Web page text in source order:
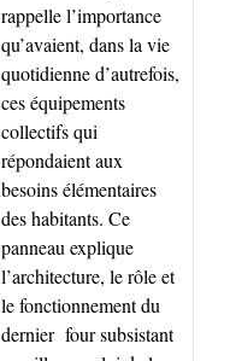
rappelle l’importance
qu’avaient, dans la vie
quotidienne d’autrefois,
ces équipements
collectifs qui
répondaient aux
besoins élémentaires
des habitants. Ce
panneau explique
l’architecture, le rôle et
le fonctionnement du
dernier four subsistant